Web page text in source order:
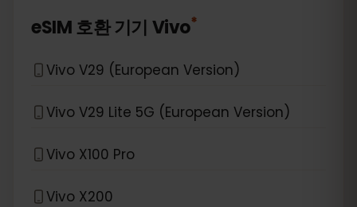
eSIM 호환 기기 Vivo*
Vivo V29 (European Version)
Vivo V29 Lite 5G (European Version)
Vivo X100 Pro
Vivo X200